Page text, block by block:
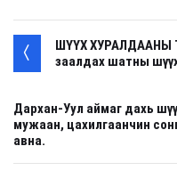
ШҮҮХ ХУРАЛДААНЫ
заалдах шатны
Дархан-Уул аймаг дахь
мужаан, цахилгаанчин
авна.